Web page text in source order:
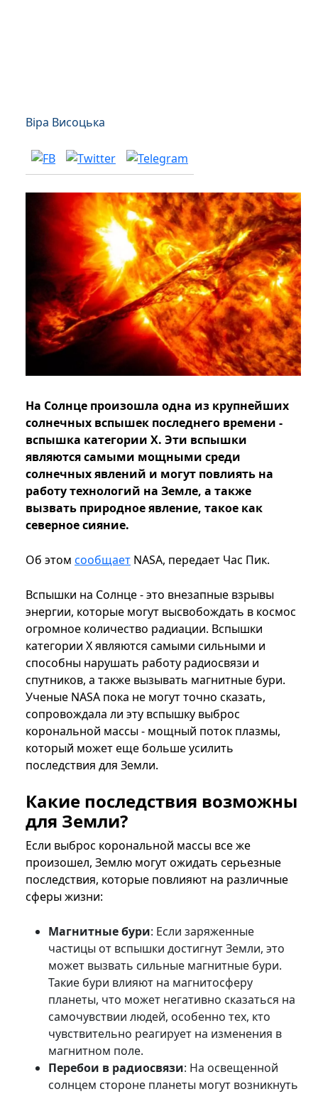
Віра Висоцька
На Солнце произошла одна из крупнейших
солнечных вспышек последнего времени -
вспышка категории Х. Эти вспышки
являются самыми мощными среди
солнечных явлений и могут повлиять на
работу технологий на Земле, а также
вызвать природное явление, такое как
северное сияние.
Об этом сообщает NASA, передает Час Пик.
Вспышки на Солнце - это внезапные взрывы
энергии, которые могут высвобождать в космос
огромное количество радиации. Вспышки
категории Х являются самыми сильными и
способны нарушать работу радиосвязи и
спутников, а также вызывать магнитные бури.
Ученые NASA пока не могут точно сказать,
сопровождала ли эту вспышку выброс
корональной массы - мощный поток плазмы,
который может еще больше усилить
последствия для Земли.
Какие последствия возможны
для Земли?
Если выброс корональной массы все же
произошел, Землю могут ожидать серьезные
последствия, которые повлияют на различные
сферы жизни:
Магнитные бури: Если заряженные
частицы от вспышки достигнут Земли, это
может вызвать сильные магнитные бури.
Такие бури влияют на магнитосферу
планеты, что может негативно сказаться на
самочувствии людей, особенно тех, кто
чувствительно реагирует на изменения в
магнитном поле.
Перебои в радиосвязи: На освещенной
солнцем стороне планеты могут возникнуть